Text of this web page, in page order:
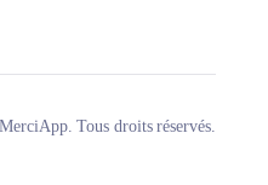
Tous droits réservés.